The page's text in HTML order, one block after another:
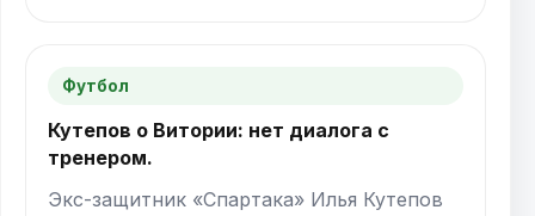
Футбол
Кутепов о Витории: нет диалога с
тренером.
Экс-защитник «Спартака» Илья Кутепов